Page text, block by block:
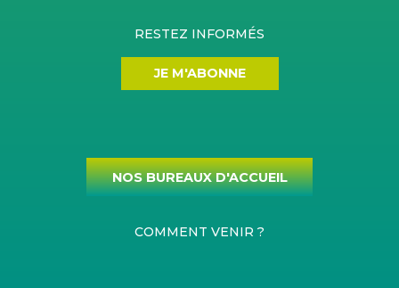
RESTEZ INFORMÉS
JE M'ABONNE
NOS BUREAUX D'ACCUEIL
COMMENT VENIR ?